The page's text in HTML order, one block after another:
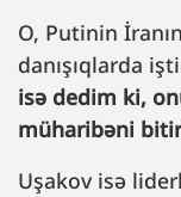
O, Putinin
danışıqlarda
isə dedim ki,
müharibəni
Uşakov isə